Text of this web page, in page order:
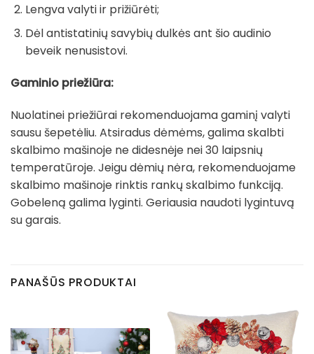
Lengva valyti ir prižiūrėti;
Dėl antistatinių savybių dulkės ant šio audinio
beveik nenusistovi.
Gaminio priežiūra:
Nuolatinei priežiūrai rekomenduojama gaminį valyti
sausu šepetėliu. Atsiradus dėmėms, galima skalbti
skalbimo mašinoje ne didesnėje nei 30 laipsnių
temperatūroje. Jeigu dėmių nėra, rekomenduojame
skalbimo mašinoje rinktis rankų skalbimo funkciją.
Gobeleną galima lyginti. Geriausia naudoti lygintuvą
su garais.
PANAŠŪS PRODUKTAI